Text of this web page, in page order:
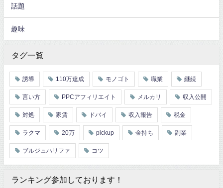
話題
趣味
タグ一覧
誘導 110万達成 モノゴト 職業 継続
言い方 PPCアフィリエイト メルカリ 収入公開
対処 家賃 ドバイ 収入報告 税金
ラクマ 20万 pickup 金持ち 副業
ブルジュハリファ コツ
ランキング参加しております！